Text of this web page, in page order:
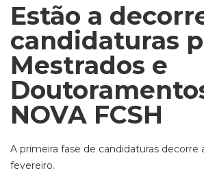
Estão a
candidaturas
Mestrados e
NOVA FCSH
A primeira fase de candidaturas decorre
fevereiro.